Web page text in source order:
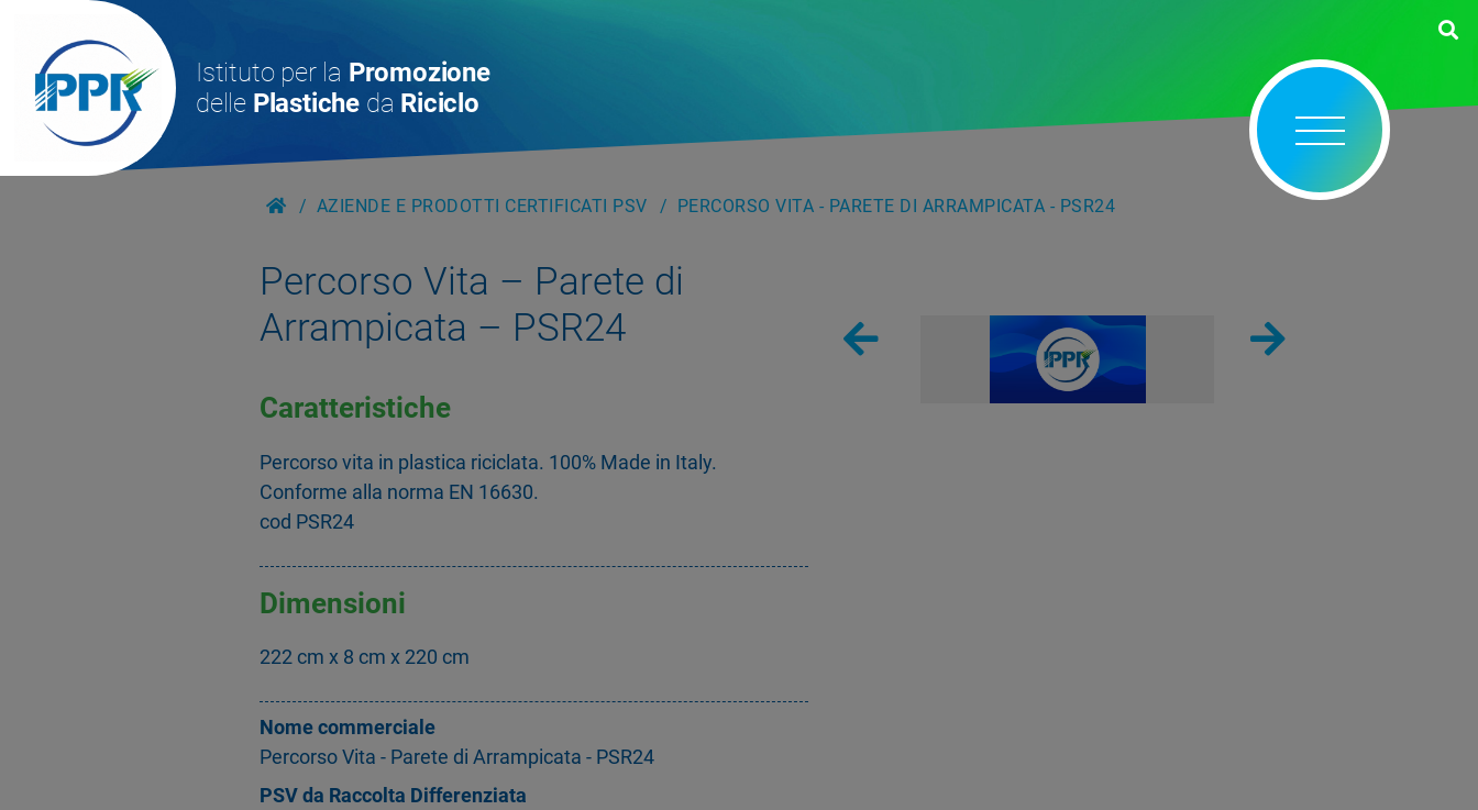
Istituto per la Promozione
delle Plastiche da Riciclo
AZIENDE E PRODOTTI CERTIFICATI PSV PERCORSO VITA - PARETE DI ARRAMPICATA - PSR24
Percorso Vita – Parete di
Arrampicata – PSR24
Caratteristiche
Percorso vita in plastica riciclata. 100% Made in Italy.
Conforme alla norma EN 16630.
cod PSR24
Dimensioni
222 cm x 8 cm x 220 cm
Nome commerciale
Percorso Vita - Parete di Arrampicata - PSR24
PSV da Raccolta Differenziata